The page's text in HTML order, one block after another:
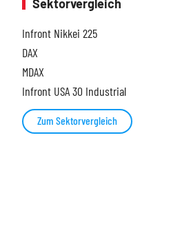
Sektorvergleich
Infront Nikkei 225
DAX
MDAX
Infront USA 30 Industrial
Zum Sektorvergleich